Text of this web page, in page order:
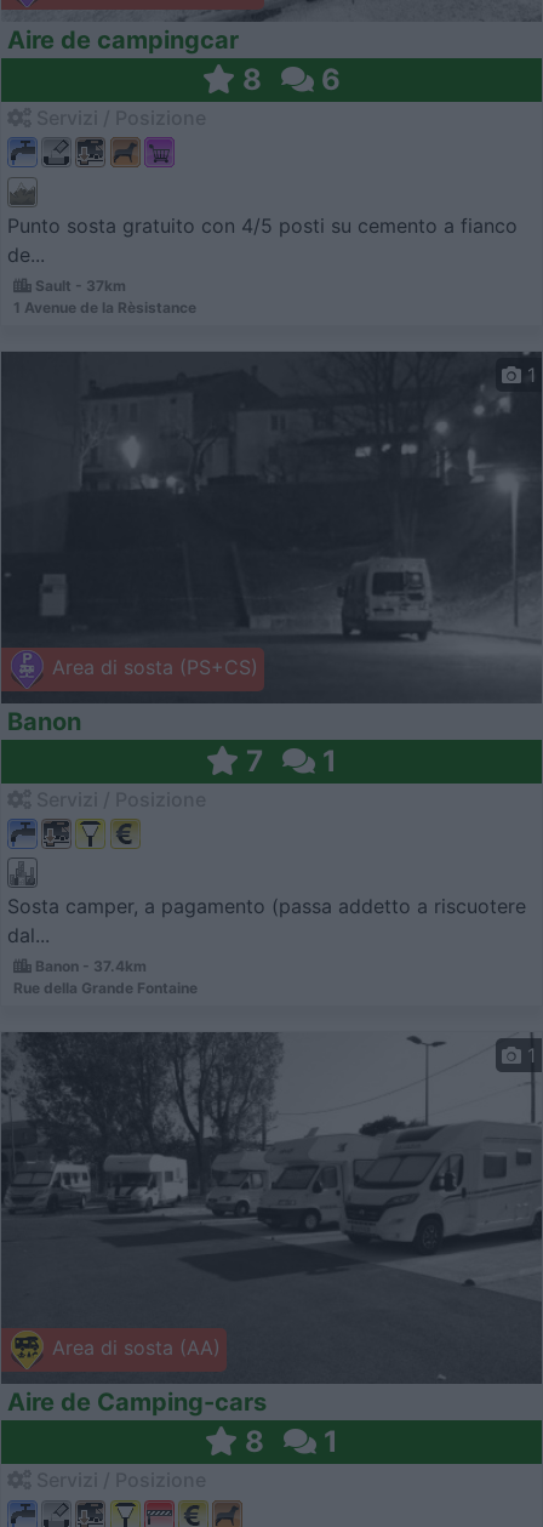
Aire de campingcar
8 6
Punto sosta gratuito con 4/5 posti su cemento a fianco
de...
Sault - 37km
1 Avenue de la Rèsistance
Area di sosta (PS+CS)
1
Banon
7 1
Sosta camper, a pagamento (passa addetto a riscuotere
dal...
Banon - 37.4km
Rue della Grande Fontaine
Area di sosta (AA)
1
Aire de Camping-cars
8 1